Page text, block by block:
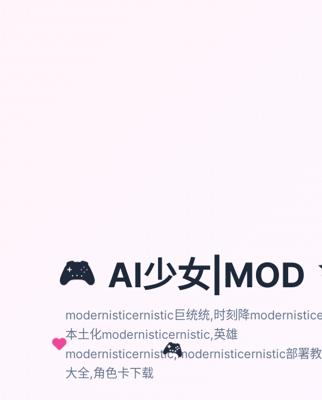
🎮
🎮 AI少女|MOD
modernisticernistic巨统统,时刻降
本土化modernisticernistic,英雄
modernisticernistic,modernisticernistic部署教
大全,角色卡下载